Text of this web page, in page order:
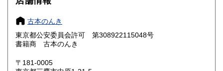
滋賀県 200円 京都府
古本のんき
東京都公安委員会許可 第308922115048号
書籍商 古本のんき
〒181-0005